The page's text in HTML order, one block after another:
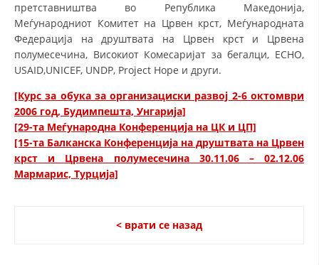
претставништва во Република Македонија,
Меѓународниот Комитет на Црвен крст, Меѓународната
Федерација на друштвата на Црвен крст и Црвена
полумесечина, Високиот Комесаријат за бегалци, ECHO,
USAID,UNICEF, UNDP, Project Hope и други.
[Курс за обука за организациски развој 2-6 октомври
2006 год, Будимпешта, Унгарија]
[29-та Меѓународна Конференција на ЦК и ЦП]
[15-та Балканска Конференција на друштвата на Црвен
крст и Црвена полумесечина 30.11.06 – 02.12.06
Мармарис, Турција]
< врати се назад